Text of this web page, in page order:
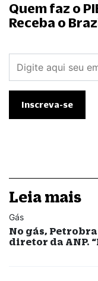
Quem faz o
Receba o
Leia mais
Gás
No gás,
diretor da ANP.